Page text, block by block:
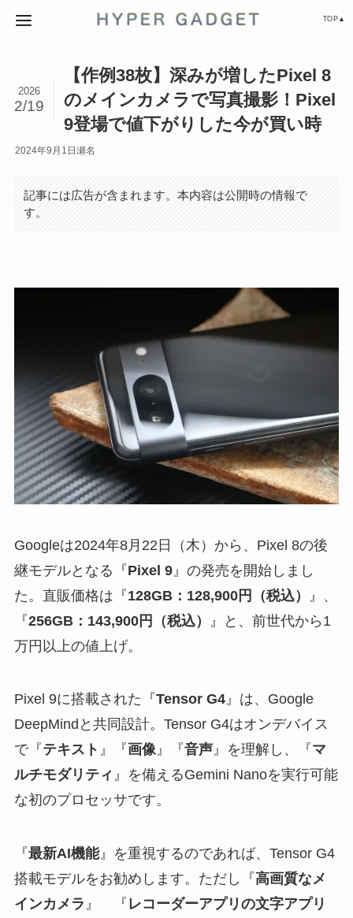
TOP▲
【作例38枚】深みが増したPixel 8
のメインカメラで写真撮影！Pixel
9登場で値下がりした今が買い時
2026
2/19
2024年9月1日 瀬名
記事には広告が含まれます。本内容は公開時の情報で
す。
Googleは2024年8月22日（木）から、Pixel 8の後
継モデルとなる『Pixel 9』の発売を開始しまし
た。直販価格は『128GB：128,900円（税込）
』、
『256GB：143,900円（税込）
』と、前世代から1
万円以上の値上げ。
Pixel 9に搭載された『Tensor G4』は、Google
DeepMindと共同設計。Tensor G4はオンデバイス
で『テキスト 』『画像』『音声』を理解し、『マ
ルチモダリティ 』を備えるGemini Nanoを実行可能
な初のプロセッサです。
『最新AI機能』を重視するのであれば、Tensor G4
搭載モデルをお勧めします。ただし『高画質なメ
インカメラ 』 『 レコーダーアプリの文字アプリ